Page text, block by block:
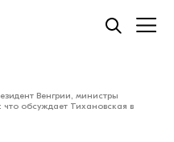
Венгрии, министры
обсуждает Тихановская в